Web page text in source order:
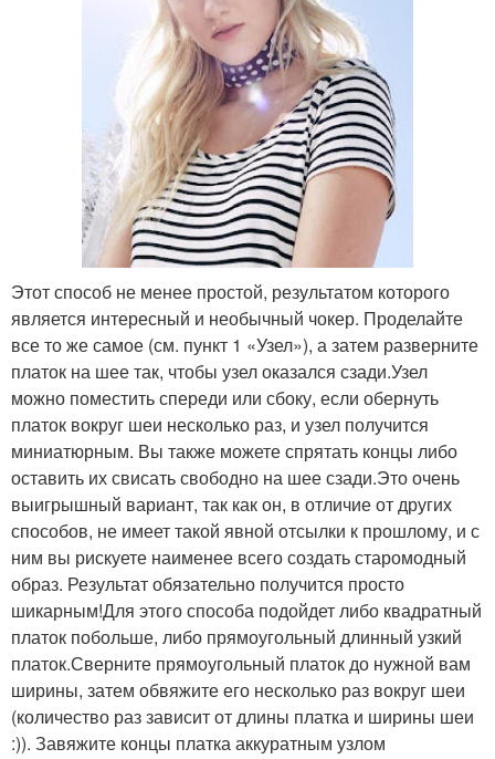
Этот способ не менее простой, результатом которого
является интересный и необычный чокер. Проделайте
все то же самое (см. пункт 1 «Узел»), а затем разверните
платок на шее так, чтобы узел оказался сзади.Узел
можно поместить спереди или сбоку, если обернуть
платок вокруг шеи несколько раз, и узел получится
миниатюрным. Вы также можете спрятать концы либо
оставить их свисать свободно на шее сзади.Это очень
выигрышный вариант, так как он, в отличие от других
способов, не имеет такой явной отсылки к прошлому, и с
ним вы рискуете наименее всего создать старомодный
образ. Результат обязательно получится просто
шикарным!Для этого способа подойдет либо квадратный
платок побольше, либо прямоугольный длинный узкий
платок.Сверните прямоугольный платок до нужной вам
ширины, затем обвяжите его несколько раз вокруг шеи
(количество раз зависит от длины платка и ширины шеи
:)). Завяжите концы платка аккуратным узлом